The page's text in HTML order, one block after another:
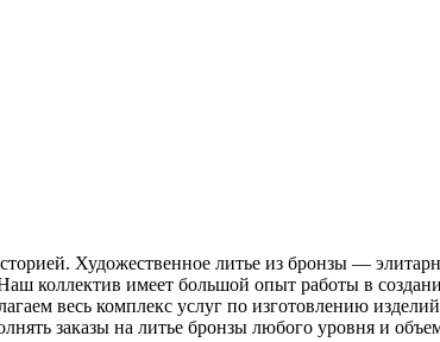
Художественное литье из бронзы —
коллектив имеет большой опыт работы в
весь комплекс услуг по изготовлению
заказы на литье бронзы любого уровня и